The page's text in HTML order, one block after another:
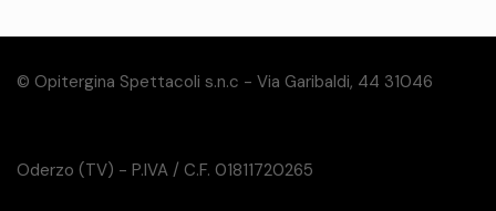
© Opitergina Spettacoli s.n.c - Via Garibaldi, 44 31046
Oderzo (TV) - P.IVA / C.F. 01811720265